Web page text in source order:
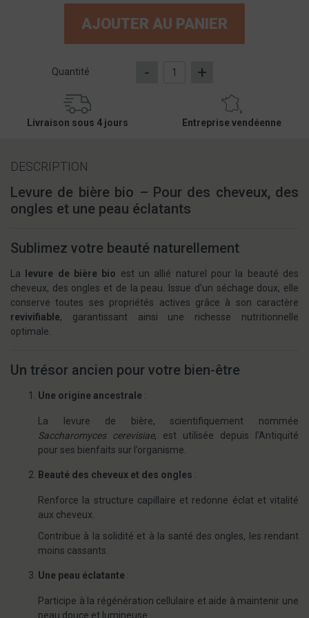
AJOUTER AU PANIER
Quantité - +
Livraison sous 4 jours Entreprise vendéenne
DESCRIPTION
Levure de bière bio – Pour des cheveux, des
ongles et une peau éclatants
Sublimez votre beauté naturellement
La levure de bière bio est un allié naturel pour la beauté des
cheveux, des ongles et de la peau. Issue d’un séchage doux, elle
conserve toutes ses propriétés actives grâce à son caractère
revivifiable, garantissant ainsi une richesse nutritionnelle
optimale.
Un trésor ancien pour votre bien-être
Une origine ancestrale :
La levure de bière, scientifiquement nommée
Saccharomyces cerevisiae, est utilisée depuis l’Antiquité
pour ses bienfaits sur l’organisme.
Beauté des cheveux et des ongles :
Renforce la structure capillaire et redonne éclat et vitalité
aux cheveux.
Contribue à la solidité et à la santé des ongles, les rendant
moins cassants.
Une peau éclatante :
Participe à la régénération cellulaire et aide à maintenir une
peau douce et lumineuse.